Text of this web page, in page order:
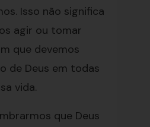
Isso não significa
agir ou tomar
que devemos
de Deus em todas
vida.
que Deus